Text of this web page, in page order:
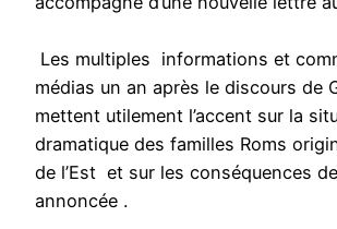
Les multiples informations et
médias un an après le discours de
mettent utilement l’accent sur la
dramatique des familles Roms
de l’Est et sur les conséquences
annoncée .